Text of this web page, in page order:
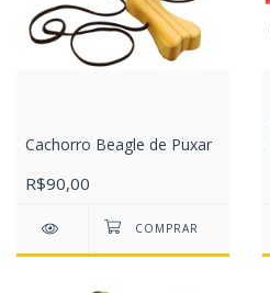
Cachorro Beagle de Puxar
R$90,00